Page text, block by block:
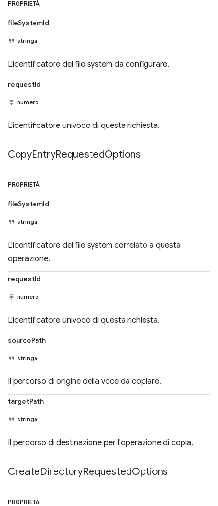
PROPRIETÀ
fileSystemId
stringa
L'identificatore del file system da configurare.
requestId
numero
L'identificatore univoco di questa richiesta.
CopyEntryRequestedOptions
PROPRIETÀ
fileSystemId
stringa
L'identificatore del file system correlato a questa
operazione.
requestId
numero
L'identificatore univoco di questa richiesta.
sourcePath
stringa
Il percorso di origine della voce da copiare.
targetPath
stringa
Il percorso di destinazione per l'operazione di copia.
CreateDirectoryRequestedOptions
PROPRIETÀ